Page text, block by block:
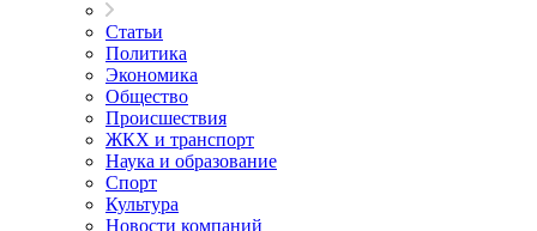
Статьи
Политика
Экономика
Общество
Происшествия
ЖКХ и транспорт
Наука и образование
Спорт
Культура
Новости компаний